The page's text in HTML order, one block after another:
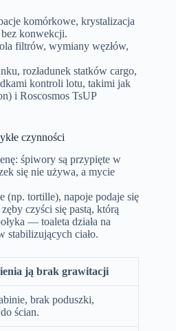
komórkowe, krystalizacja
bez konwekcji.
filtrów, wymiany węzłów,
rozładunek statków cargo,
kontroli lotu, takimi jak
i Roscosmos TsUP
czynności
śpiwory są przypięte w
się nie używa, a mycie
(np. tortille), napoje podaje się
czyści się pastą, którą
— toaleta działa na
stabilizujących ciało.
ją brak grawitacji
brak poduszki,
ścian.